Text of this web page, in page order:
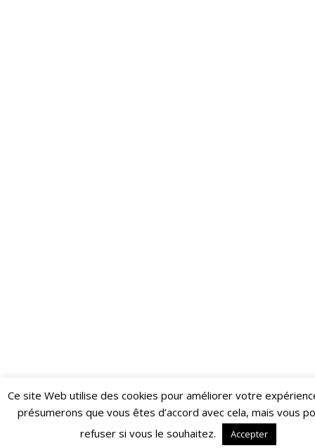
Restez informé·e des dernières actualités du Poing !
ABONNEZ-VOUS À LA NEWSLETTER
Ce site Web utilise des cookies pour améliorer votre
présumerons que vous êtes d’accord avec cela, mais vous
refuser si vous le souhaitez.
Accepter